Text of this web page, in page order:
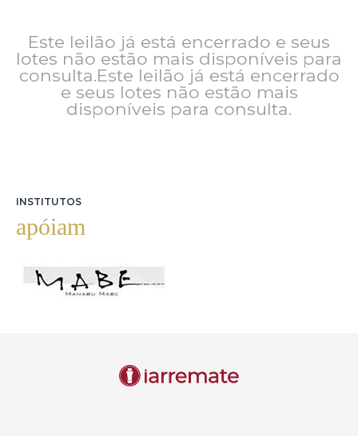
Este leilão já está encerrado e seus
lotes não estão mais disponíveis para
consulta.Este leilão já está encerrado
e seus lotes não estão mais
disponíveis para consulta.
INSTITUTOS
apóiam